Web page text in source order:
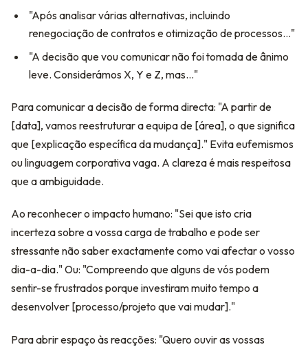
"Após analisar várias alternativas, incluindo
renegociação de contratos e otimização de processos..."
"A decisão que vou comunicar não foi tomada de ânimo
leve. Considerámos X, Y e Z, mas..."
Para comunicar a decisão de forma directa: "A partir de
[data], vamos reestruturar a equipa de [área], o que significa
que [explicação específica da mudança]." Evita eufemismos
ou linguagem corporativa vaga. A clareza é mais respeitosa
que a ambiguidade.
Ao reconhecer o impacto humano: "Sei que isto cria
incerteza sobre a vossa carga de trabalho e pode ser
stressante não saber exactamente como vai afectar o vosso
dia-a-dia." Ou: "Compreendo que alguns de vós podem
sentir-se frustrados porque investiram muito tempo a
desenvolver [processo/projeto que vai mudar]."
Para abrir espaço às reacções: "Quero ouvir as vossas